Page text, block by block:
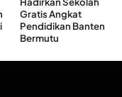
Gratis Angkat
Pendidikan Banten
Bermutu